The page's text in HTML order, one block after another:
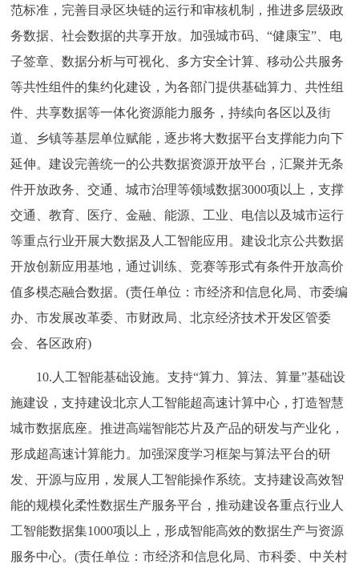
范标准，完善目录区块链的运行和审核机制，推进多层级政
务数据、社会数据的共享开放。加强城市码、“健康宝”、电
子签章、数据分析与可视化、多方安全计算、移动公共服务
等共性组件的集约化建设，为各部门提供基础算力、共性组
件、共享数据等一体化资源能力服务，持续向各区以及街
道、乡镇等基层单位赋能，逐步将大数据平台支撑能力向下
延伸。建设完善统一的公共数据资源开放平台，汇聚并无条
件开放政务、交通、城市治理等领域数据3000项以上，支撑
交通、教育、医疗、金融、能源、工业、电信以及城市运行
等重点行业开展大数据及人工智能应用。建设北京公共数据
开放创新应用基地，通过训练、竞赛等形式有条件开放高价
值多模态融合数据。(责任单位：市经济和信息化局、市委编
办、市发展改革委、市财政局、北京经济技术开发区管委
会、各区政府)
10.人工智能基础设施。支持“算力、算法、算量”基础设
施建设，支持建设北京人工智能超高速计算中心，打造智慧
城市数据底座。推进高端智能芯片及产品的研发与产业化，
形成超高速计算能力。加强深度学习框架与算法平台的研
发、开源与应用，发展人工智能操作系统。支持建设高效智
能的规模化柔性数据生产服务平台，推动建设各重点行业人
工智能数据集1000项以上，形成智能高效的数据生产与资源
服务中心。(责任单位：市经济和信息化局、市科委、中关村